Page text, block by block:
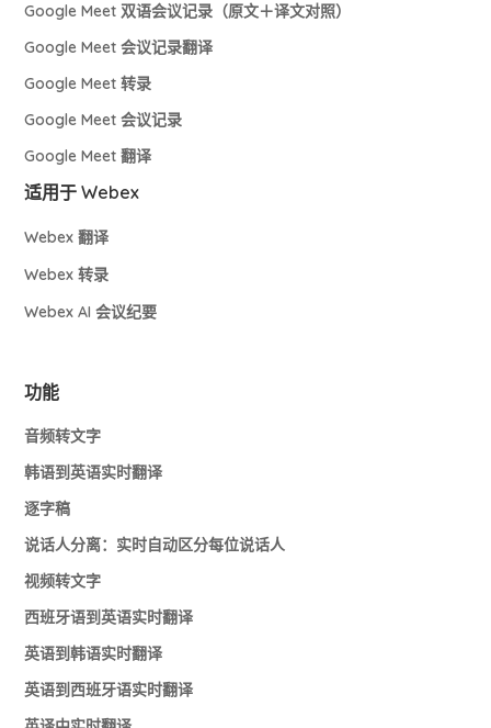
Google Meet 双语会议记录（原文＋译文对照）
Google Meet 会议记录翻译
Google Meet 转录
Google Meet 会议记录
Google Meet 翻译
适用于 Webex
Webex 翻译
Webex 转录
Webex AI 会议纪要
功能
音频转文字
韩语到英语实时翻译
逐字稿
说话人分离：实时自动区分每位说话人
视频转文字
西班牙语到英语实时翻译
英语到韩语实时翻译
英语到西班牙语实时翻译